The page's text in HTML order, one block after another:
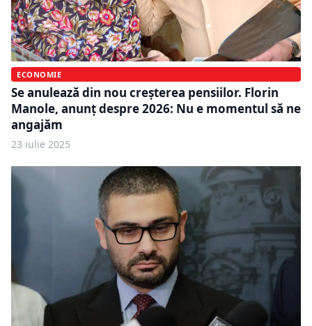
ECONOMIE
Se anulează din nou creșterea pensiilor. Florin
Manole, anunț despre 2026: Nu e momentul să ne
angajăm
23 iulie 2025